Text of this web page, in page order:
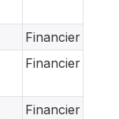
Financier
Financier
Financier